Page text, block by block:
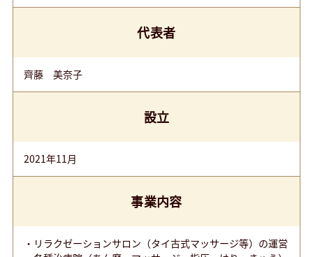
代表者
齊藤 美奈子
設立
2021年11月
事業内容
・リラクゼーションサロン（タイ古式マッサージ等）の運営